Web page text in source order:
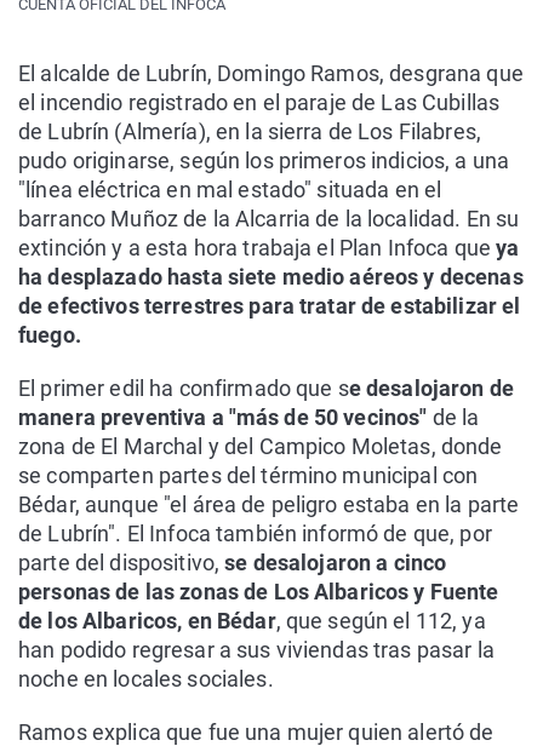
CUENTA OFICIAL DEL INFOCA
El alcalde de Lubrín, Domingo Ramos, desgrana que
el incendio registrado en el paraje de Las Cubillas
de Lubrín (Almería), en la sierra de Los Filabres,
pudo originarse, según los primeros indicios, a una
"línea eléctrica en mal estado" situada en el
barranco Muñoz de la Alcarria de la localidad. En su
extinción y a esta hora trabaja el Plan Infoca queya
ha desplazado hasta siete medio aéreos y decenas
de efectivos terrestres para tratar de estabilizar el
fuego.
El primer edil ha confirmado que se desalojaron de
manera preventiva a "más de 50 vecinos" de la
zona de El Marchal y del Campico Moletas, donde
se comparten partes del término municipal con
Bédar, aunque "el área de peligro estaba en la parte
de Lubrín". El Infoca también informó de que, por
parte del dispositivo, se desalojaron a cinco
personas de las zonas de Los Albaricos y Fuente
de los Albaricos, en Bédar, que según el 112, ya
han podido regresar a sus viviendas tras pasar la
noche en locales sociales.
Ramos explica que fue una mujer quien alertó de